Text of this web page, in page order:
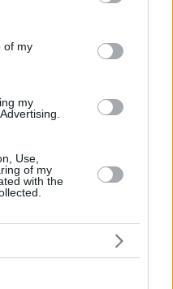
its third-party tags to
purposes in below Google
of my
my
Use,
of my
with the
zöld, arany,
77m2-es
–